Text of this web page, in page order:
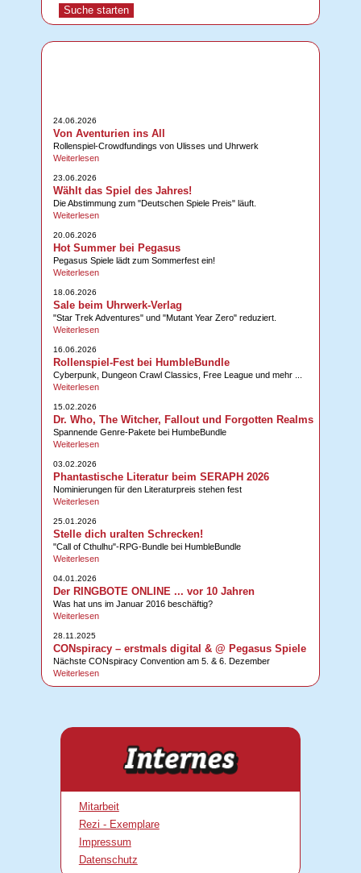
24.06.2026
Von Aventurien ins All
Rollenspiel-Crowdfundings von Ulisses und Uhrwerk
Weiterlesen
23.06.2026
Wählt das Spiel des Jahres!
Die Abstimmung zum "Deutschen Spiele Preis" läuft.
Weiterlesen
20.06.2026
Hot Summer bei Pegasus
Pegasus Spiele lädt zum Sommerfest ein!
Weiterlesen
18.06.2026
Sale beim Uhrwerk-Verlag
"Star Trek Adventures" und "Mutant Year Zero" reduziert.
Weiterlesen
16.06.2026
Rollenspiel-Fest bei HumbleBundle
Cyberpunk, Dungeon Crawl Classics, Free League und mehr ...
Weiterlesen
15.02.2026
Dr. Who, The Witcher, Fallout und Forgotten Realms
Spannende Genre-Pakete bei HumbeBundle
Weiterlesen
03.02.2026
Phantastische Literatur beim SERAPH 2026
Nominierungen für den Literaturpreis stehen fest
Weiterlesen
25.01.2026
Stelle dich uralten Schrecken!
"Call of Cthulhu"-RPG-Bundle bei HumbleBundle
Weiterlesen
04.01.2026
Der RINGBOTE ONLINE ... vor 10 Jahren
Was hat uns im Januar 2016 beschäftig?
Weiterlesen
28.11.2025
CONspiracy – erstmals digital & @ Pegasus Spiele
Nächste CONspiracy Convention am 5. & 6. Dezember
Weiterlesen
Mitarbeit
Rezi - Exemplare
Impressum
Datenschutz